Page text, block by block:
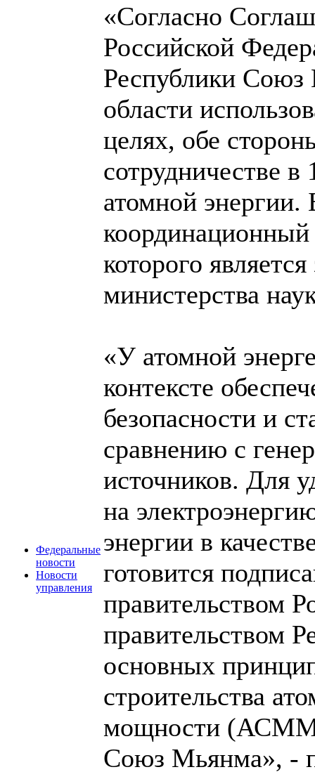
Федеральные
новости
Новости
управления
«Согласно
Российской
Республики Союз
области
целях, обе
сотрудничестве
атомной
координационный
которого
министерства
«У атомной
контексте
безопасности и
сравнению с
источников. Для
на
энергии в
готовится
правительством
правительством
основных
строительства
мощности (АСММ)
Союз Мьянма», -